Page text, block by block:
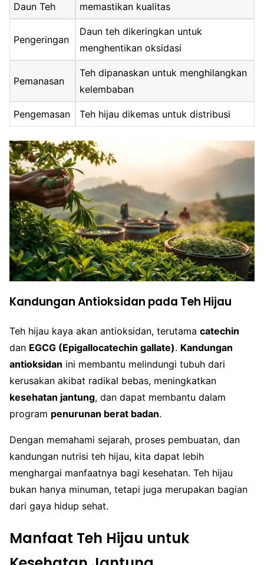
Daun Teh
memastikan kualitas
Pengeringan
Daun teh dikeringkan untuk
menghentikan oksidasi
Pemanasan
Teh dipanaskan untuk menghilangkan
kelembaban
Pengemasan Teh hijau dikemas untuk distribusi
Kandungan Antioksidan pada Teh Hijau
Teh hijau kaya akan antioksidan, terutama catechin
dan EGCG (Epigallocatechin gallate). Kandungan
antioksidan ini membantu melindungi tubuh dari
kerusakan akibat radikal bebas, meningkatkan
kesehatan jantung, dan dapat membantu dalam
program penurunan berat badan.
Dengan memahami sejarah, proses pembuatan, dan
kandungan nutrisi teh hijau, kita dapat lebih
menghargai manfaatnya bagi kesehatan. Teh hijau
bukan hanya minuman, tetapi juga merupakan bagian
dari gaya hidup sehat.
Manfaat Teh Hijau untuk